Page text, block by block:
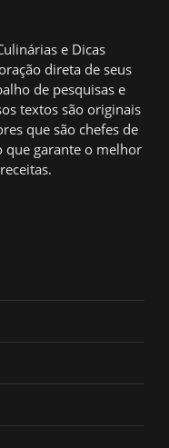
e Dicas
direta de seus
de pesquisas e
textos são originais
que são chefes de
que garante o melhor